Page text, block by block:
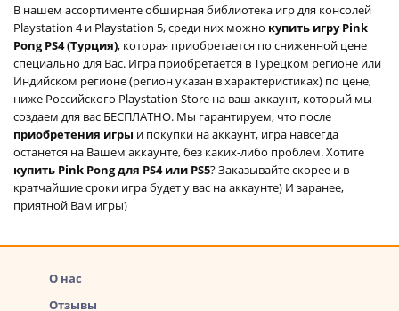
В нашем ассортименте обширная библиотека игр для консолей
Playstation 4 и Playstation 5, среди них можно купить игру Pink
Pong PS4 (Турция), которая приобретается по сниженной цене
специально для Вас. Игра приобретается в Турецком регионе или
Индийском регионе (регион указан в характеристиках) по цене,
ниже Российского Playstation Store на ваш аккаунт, который мы
создаем для вас БЕСПЛАТНО. Мы гарантируем, что после
приобретения игры и покупки на аккаунт, игра навсегда
останется на Вашем аккаунте, без каких-либо проблем. Хотите
купить Pink Pong для PS4 или PS5? Заказывайте скорее и в
кратчайшие сроки игра будет у вас на аккаунте) И заранее,
приятной Вам игры)
О нас
Отзывы